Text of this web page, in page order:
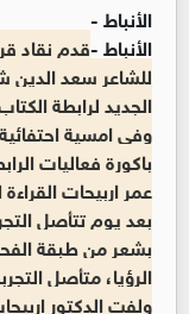
الأنباط -
الأنباط -قدم نقاد
للشاعر سعد
الجديد لرابطة
وفي امسية
باكورة فعاليات
عمر اربيحات
بعد يوم تتأصل
بشعر من طبقة
الرؤيا، متأصل
ولفت الدكتور